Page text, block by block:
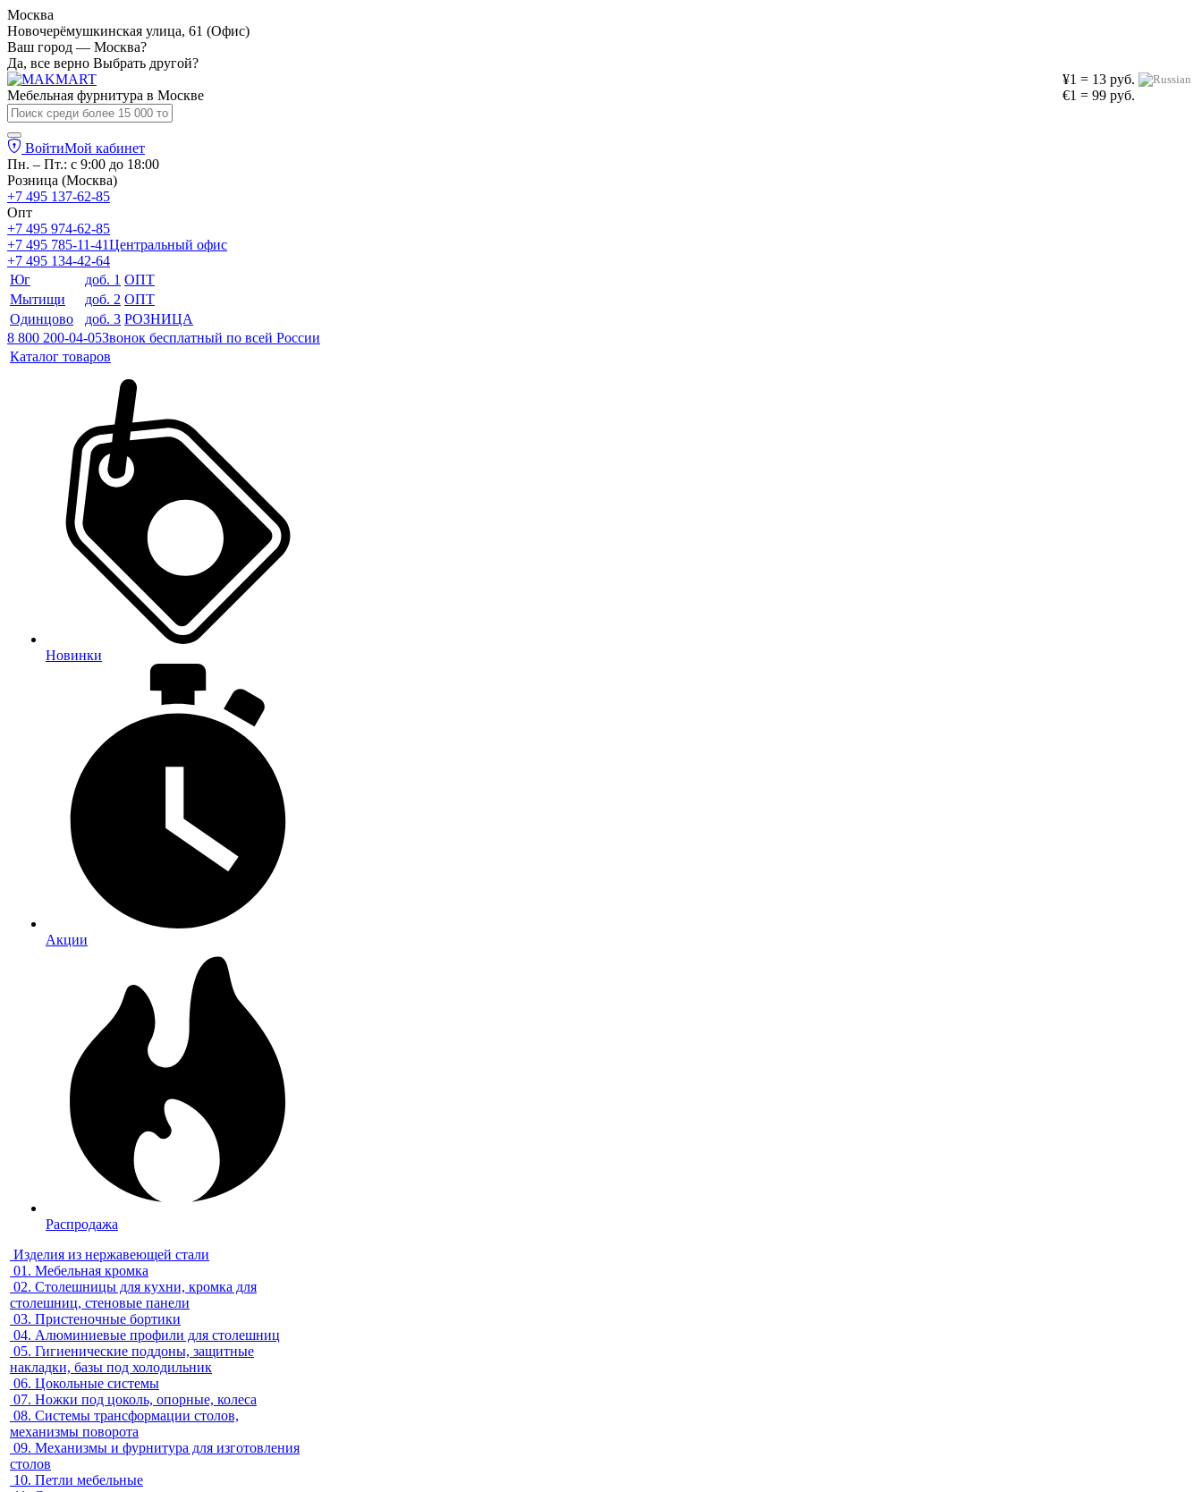
Москва
Новочерёмушкинская улица, 61 (Офис)
Ваш город — Москва?
Да, все верно Выбрать другой?
¥1 = 13 руб.
€1 = 99 руб.
Мебельная фурнитура в Москве
ВойтиМой кабинет
Пн. – Пт.: с 9:00 до 18:00
Розница (Москва)
+7 495 137-62-85
Опт
+7 495 974-62-85
+7 495 785-11-41Центральный офис
+7 495 134-42-64
Юг
доб. 1 ОПТ
Мытищи
доб. 2 ОПТ
Одинцово
доб. 3 РОЗНИЦА
8 800 200-04-05Звонок бесплатный по всей России
Каталог товаров
Новинки
Акции
Распродажа
Изделия из нержавеющей стали
01. Мебельная кромка
02. Столешницы для кухни, кромка для
столешниц, стеновые панели
03. Пристеночные бортики
04. Алюминиевые профили для столешниц
05. Гигиенические поддоны, защитные
накладки, базы под холодильник
06. Цокольные системы
07. Ножки под цоколь, опорные, колеса
08. Системы трансформации столов,
механизмы поворота
09. Механизмы и фурнитура для изготовления
столов
10. Петли мебельные